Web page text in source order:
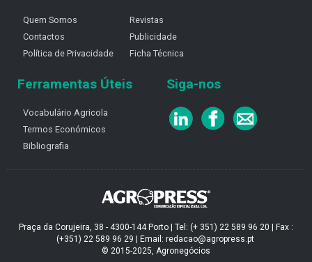
Quem Somos
Contactos
Política de Privacidade
Revistas
Publicidade
Ficha Técnica
Ferramentas Úteis
Vocabulário Agricola
Termos Económicos
Bibliografia
Siga-nos
Praça da Corujeira, 38 - 4300-144 Porto | Tel: (+ 351) 22 589 96 20 | Fax :
(+351) 22 589 96 29 | Email: redacao@agropress.pt
© 2015-2025, Agronegócios